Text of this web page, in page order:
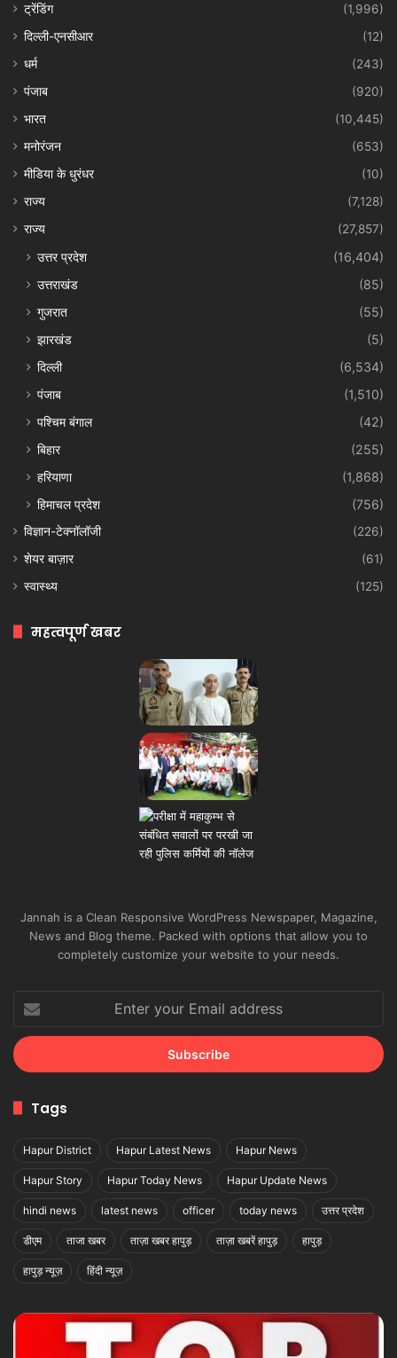
ट्रेंडिंग
(1,996)
दिल्ली-एनसीआर
(12)
धर्म
(243)
पंजाब
(920)
भारत
(10,445)
मनोरंजन
(653)
मीडिया के धुरंधर
(10)
राज्य
(7,128)
राज्य
(27,857)
उत्तर प्रदेश
(16,404)
उत्तराखंड
(85)
गुजरात
(55)
झारखंड
(5)
दिल्ली
(6,534)
पंजाब
(1,510)
पश्चिम बंगाल
(42)
बिहार
(255)
हरियाणा
(1,868)
हिमाचल प्रदेश
(756)
विज्ञान-टेक्नॉलॉजी
(226)
शेयर बाज़ार
(61)
स्वास्थ्य
(125)
महत्वपूर्ण खबर
Jannah is a Clean Responsive WordPress Newspaper, Magazine,
News and Blog theme. Packed with options that allow you to
completely customize your website to your needs.
your
Email
address
Tags
Hapur District Hapur Latest News Hapur News
Hapur Story Hapur Today News Hapur Update News
hindi news latest news officer today news उत्तर प्रदेश
डीएम ताजा खबर ताज़ा खबर हापुड़ ताज़ा खबरें हापुड़ हापुड़
हापुड़ न्यूज़ हिंदी न्यूज़